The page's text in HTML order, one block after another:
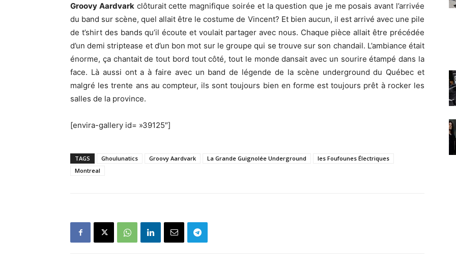
Groovy Aardvarkclôturait cette magnifique soirée et la question que je me posais avant l’arrivée
du band sur scène, quel allait être le costume de Vincent? Et bien aucun, il est arrivé avec une pile
de t’shirt des bands qu’il écoute et voulait partager avec nous. Chaque pièce allait être précédée
d’un demi striptease et d’un bon mot sur le groupe qui se trouve sur son chandail. L’ambiance était
énorme, ça chantait de tout bord tout côté, tout le monde dansait avec un sourire étampé dans la
face. Là aussi ont a à faire avec un band de légende de la scène underground du Québec et
malgré les trente ans au compteur, ils sont toujours bien en forme est toujours prêt à rocker les
salles de la province.
[envira-gallery id= »39125″]
TAGS Ghoulunatics Groovy Aardvark La Grande Guignolée Underground
les Foufounes Électriques
Montreal